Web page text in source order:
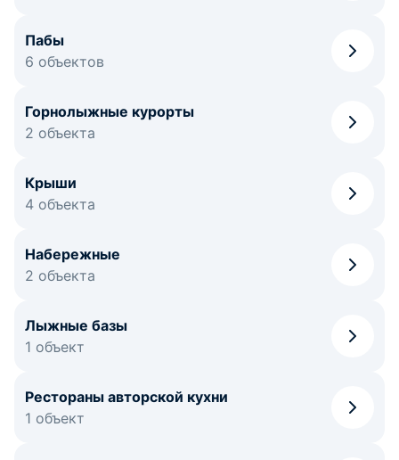
Пабы
6 объектов
Горнолыжные курорты
2 объекта
Крыши
4 объекта
Набережные
2 объекта
Лыжные базы
1 объект
Рестораны авторской кухни
1 объект